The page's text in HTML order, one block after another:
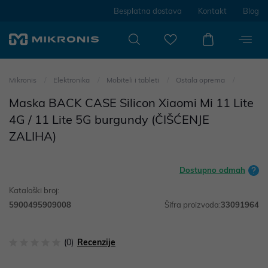
Besplatna dostava Kontakt Blog
Mikronis Elektronika Mobiteli i tableti Ostala oprema
Maska BACK CASE Silicon Xiaomi Mi 11 Lite
4G / 11 Lite 5G burgundy (ČIŠĆENJE
ZALIHA)
Dostupno odmah
Kataloški broj:
5900495909008
Šifra proizvoda:33091964
(0) Recenzije